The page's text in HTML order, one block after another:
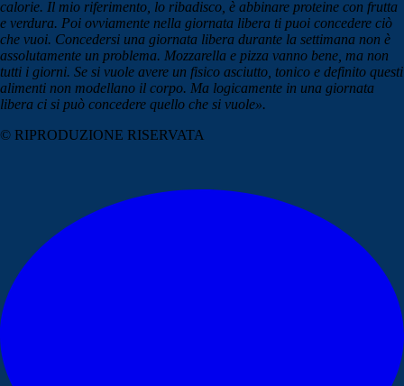
calorie. Il mio riferimento, lo ribadisco, è abbinare proteine con frutta
e verdura. Poi ovviamente nella giornata libera ti puoi concedere ciò
che vuoi. Concedersi una giornata libera durante la settimana non è
assolutamente un problema. Mozzarella e pizza vanno bene, ma non
tutti i giorni. Se si vuole avere un fisico asciutto, tonico e definito questi
alimenti non modellano il corpo. Ma logicamente in una giornata
libera ci si può concedere quello che si vuole».
© RIPRODUZIONE RISERVATA